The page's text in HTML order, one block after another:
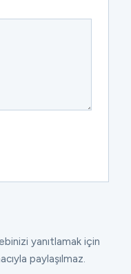
yanıtlamak için
paylaşılmaz.